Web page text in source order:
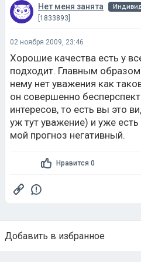
Нет меня занята
[1833893]
02 ноября 2009, 23:46
Хорошие качества есть у
подходит. Главным
нему нет уважения как
он совершенно
интересов, то есть вы это
уж тут уважение) и уже
мой прогноз негативный.
Нравится 0
Добавить в избранное
Тема в избранном